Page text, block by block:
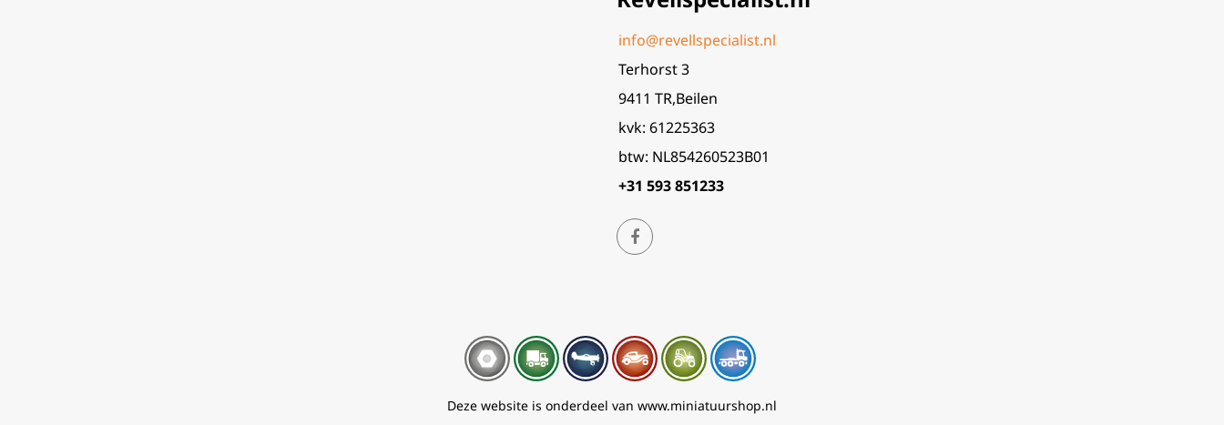
info@revellspecialist.nl
Terhorst 3
9411 TR,Beilen
kvk: 61225363
btw: NL854260523B01
+31 593 851233
Deze website is onderdeel van www.miniatuurshop.nl